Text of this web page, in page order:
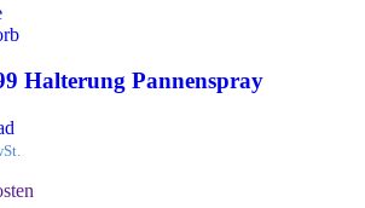
Halterung Pannenspray